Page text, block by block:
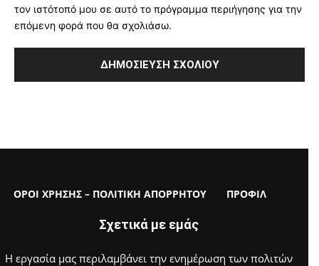
τον ιστότοπό μου σε αυτό το πρόγραμμα περιήγησης για την
επόμενη φορά που θα σχολιάσω.
ΟΡΟΙ ΧΡΗΣΗΣ – ΠΟΛΙΤΙΚΗ ΑΠΟΡΡΗΤΟΥ ΠΡΟΦΙΛ
Σχετικά με εμάς
Η εργασία μας περιλαμβάνει την ενημέρωση των πολιτών